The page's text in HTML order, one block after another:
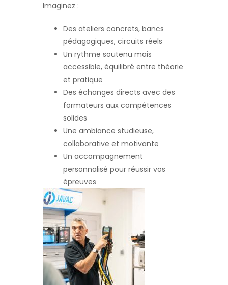
Imaginez :
Des ateliers concrets, bancs
pédagogiques, circuits réels
Un rythme soutenu mais
accessible, équilibré entre théorie
et pratique
Des échanges directs avec des
formateurs aux compétences
solides
Une ambiance studieuse,
collaborative et motivante
Un accompagnement
personnalisé pour réussir vos
épreuves